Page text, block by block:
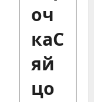
оч
каС
яй
цо